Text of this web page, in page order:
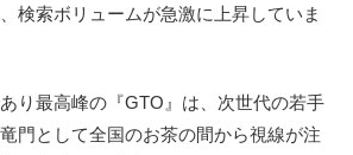
検索ボリュームが急激に上昇していま
り最高峰の『GTO』は、次世代の若手
門として全国のお茶の間から視線が注